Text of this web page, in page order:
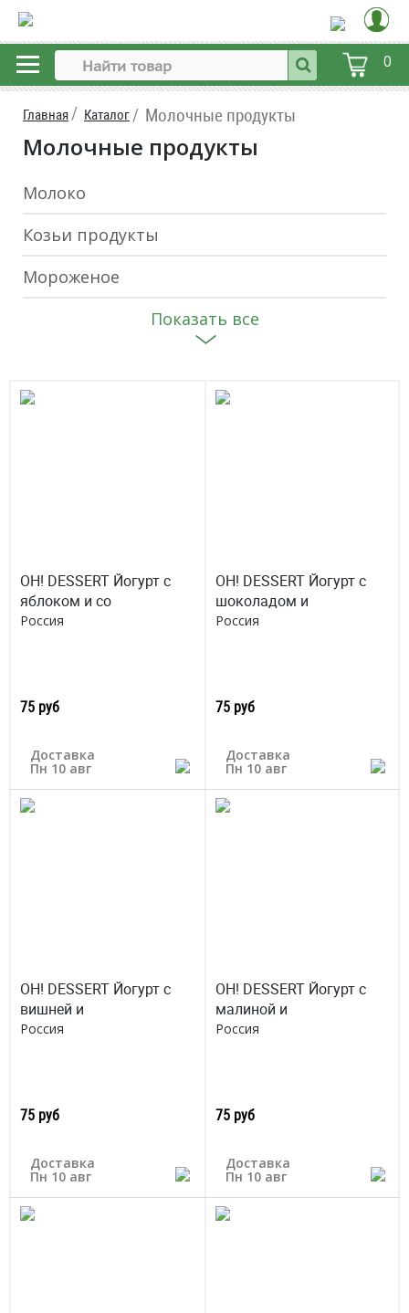
0
Главная Каталог Молочные продукты
Молочные продукты
Молоко
Козьи продукты
Мороженое
Показать все
OH! DESSERT Йогурт с
яблоком и со
Россия
75 руб
Доставка
Пн 10 авг
OH! DESSERT Йогурт с
шоколадом и
Россия
75 руб
Доставка
Пн 10 авг
OH! DESSERT Йогурт с
вишней и
Россия
75 руб
Доставка
Пн 10 авг
OH! DESSERT Йогурт с
малиной и
Россия
75 руб
Доставка
Пн 10 авг